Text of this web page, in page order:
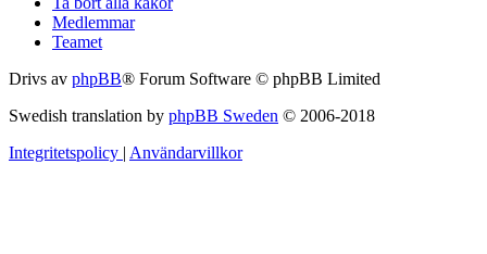
Medlemmar
Teamet
Drivs av phpBB® Forum Software © phpBB Limited
Swedish translation by phpBB Sweden © 2006-2018
Integritetspolicy | Användarvillkor